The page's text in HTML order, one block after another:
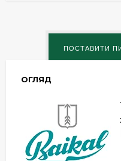
ОГЛЯД